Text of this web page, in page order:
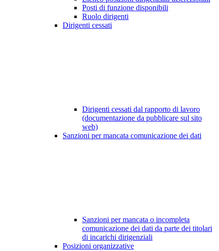
Posti di funzione disponibili
Ruolo dirigenti
Dirigenti cessati
Dirigenti cessati dal rapporto di lavoro
(documentazione da pubblicare sul sito
web)
Sanzioni per mancata comunicazione dei dati
Sanzioni per mancata o incompleta
comunicazione dei dati da parte dei titolari
di incarichi dirigenziali
Posizioni organizzative